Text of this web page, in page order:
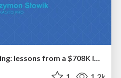
Data-driven link building: lessons from a $708K investment (BrightonSEO talk)